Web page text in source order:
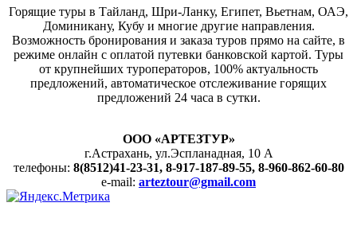
Горящие туры в Тайланд, Шри-Ланку, Египет, Вьетнам, ОАЭ,
Доминикану, Кубу и многие другие направления.
Возможность бронирования и заказа туров прямо на сайте, в
режиме онлайн с оплатой путевки банковской картой. Туры
от крупнейших туроператоров, 100% актуальность
предложений, автоматическое отслеживание горящих
предложений 24 часа в сутки.
ООО «АРТЕЗТУР»
г.Астрахань, ул.Эспланадная, 10 А
телефоны: 8(8512)41-23-31, 8-917-187-89-55, 8-960-862-60-80
e-mail: arteztour@gmail.com